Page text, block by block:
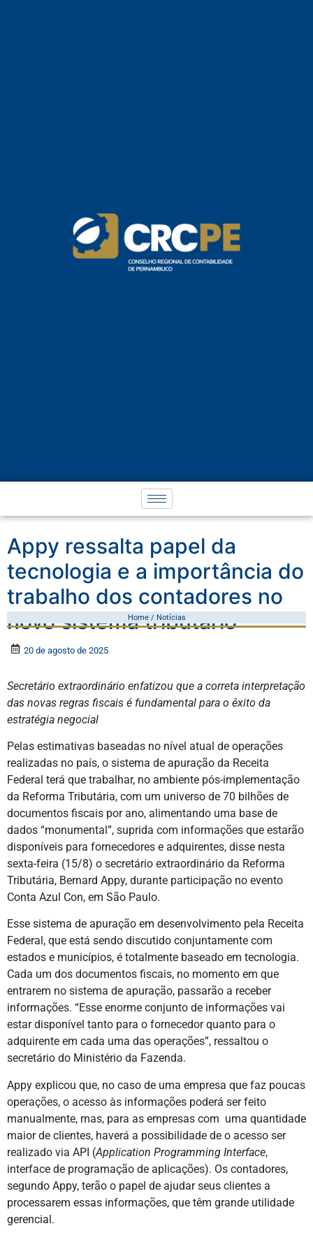
Appy ressalta papel da
tecnologia e a importância do
trabalho dos contadores no
novo sistema tributário
Home / Notícias
20 de agosto de 2025
Secretário extraordinário enfatizou que a correta interpretação
das novas regras fiscais é fundamental para o êxito da
estratégia negocial
Pelas estimativas baseadas no nível atual de operações
realizadas no país, o sistema de apuração da Receita
Federal terá que trabalhar, no ambiente pós-implementação
da Reforma Tributária, com um universo de 70 bilhões de
documentos fiscais por ano, alimentando uma base de
dados “monumental”, suprida com informações que estarão
disponíveis para fornecedores e adquirentes, disse nesta
sexta-feira (15/8) o secretário extraordinário da Reforma
Tributária, Bernard Appy, durante participação no evento
Conta Azul Con, em São Paulo.
Esse sistema de apuração em desenvolvimento pela Receita
Federal, que está sendo discutido conjuntamente com
estados e municípios, é totalmente baseado em tecnologia.
Cada um dos documentos fiscais, no momento em que
entrarem no sistema de apuração, passarão a receber
informações. “Esse enorme conjunto de informações vai
estar disponível tanto para o fornecedor quanto para o
adquirente em cada uma das operações”, ressaltou o
secretário do Ministério da Fazenda.
Appy explicou que, no caso de uma empresa que faz poucas
operações, o acesso às informações poderá ser feito
manualmente, mas, para as empresas com uma quantidade
maior de clientes, haverá a possibilidade de o acesso ser
realizado via API (Application Programming Interface,
interface de programação de aplicações). Os contadores,
segundo Appy, terão o papel de ajudar seus clientes a
processarem essas informações, que têm grande utilidade
gerencial.